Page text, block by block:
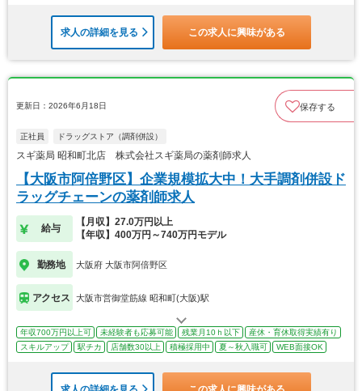
求人の詳細を見る この求人に興味がある
更新日：2026年6月18日 保存する
正社員 ドラッグストア（調剤併設）
スギ薬局 昭和町北店 株式会社スギ薬局の薬剤師求人
【大阪市阿倍野区】企業規模拡大中！大手調剤併設ド
ラッグチェーンの薬剤師求人
給与
【月収】27.0万円以上
【年収】400万円～740万円モデル
勤務地 大阪府 大阪市阿倍野区
アクセス 大阪市営御堂筋線 昭和町(大阪)駅
年収700万円以上可 未経験者も応募可能 残業月10ｈ以下
産休・育休取得実績有り
スキルアップ
駅チカ 店舗数30以上 積極採用中 夏～秋入職可 WEB面接OK